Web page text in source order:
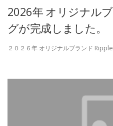
2026年 オリジナル
グが完成しました。
２０２６年 オリジナルブランド